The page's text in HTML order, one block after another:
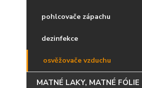
pohlcovače zápachu
dezinfekce
osvěžovače vzduchu
MATNÉ LAKY, MATNÉ FÓLIE